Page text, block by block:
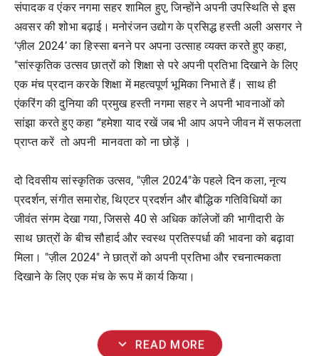
संपादक व एंकर नगमा सहर शामिल हुए, जिन्होंने अपनी उपस्थिति से इस
अवसर की शोभा बढ़ाई। मनोरंजन उद्योग के प्रसिद्ध हस्ती अली असगर ने
‘ज़ील 2024’ का हिस्सा बनने पर अपना उत्साह व्यक्त करते हुए कहा,
"सांस्कृतिक उत्सव छात्रों को शिक्षा से परे अपनी प्रतिभा दिखाने के लिए
एक मंच प्रदान करके शिक्षा में महत्वपूर्ण भूमिका निभाते हैं। साथ ही
एंकरिंग की दुनिया की प्रमुख हस्ती नगमा सहर ने अपनी भावनाओं को
सांझा करते हुए कहा “हमेशा याद रखें जब भी आप अपने जीवन में सफलता
प्राप्त करें तो अपनी मानवता को ना छोड़ें ।
दो दिवसीय सांस्कृतिक उत्सव, "ज़ील 2024"के पहले दिन कला, नृत्य
प्रदर्शन, संगीत समारोह, थिएटर प्रदर्शन और बौद्धिक गतिविधियों का
जीवंत संगम देखा गया, जिससे 40 से अधिक कॉलेजों की भागीदारी के
साथ छात्रों के बीच सौहार्द और स्वस्थ प्रतिस्पर्धा की भावना को बढ़ावा
मिला। "ज़ील 2024" ने छात्रों को अपनी प्रतिभा और रचनात्मकता
दिखाने के लिए एक मंच के रूप में कार्य किया।
expand_more READ MORE